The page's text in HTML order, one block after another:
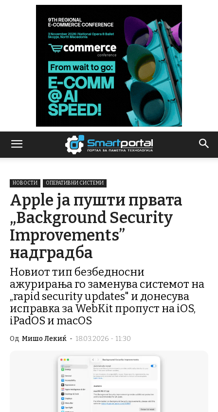
НОВОСТИ ОПЕРАТИВНИ СИСТЕМИ
Apple ја пушти првата
„Background Security
Improvements”
надградба
Новиот тип безбедносни
ажурирања го заменува системот на
„rapid security updates" и донесува
исправка за WebKit пропуст на iOS,
iPadOS и macOS
Од Мишо Лекиќ - 18.03.2026 - 11:30